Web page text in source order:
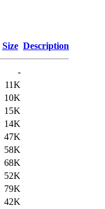
Size Description
-
11K
10K
15K
14K
47K
58K
68K
52K
79K
42K